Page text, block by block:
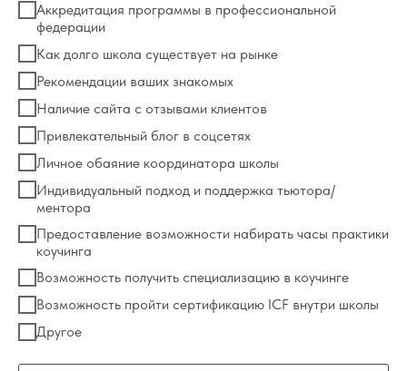
Аккредитация программы в профессиональной
федерации
Как долго школа существует на рынке
Рекомендации ваших знакомых
Наличие сайта с отзывами клиентов
Привлекательный блог в соцсетях
Личное обаяние координатора школы
Индивидуальный подход и поддержка тьютора/
ментора
Предоставление возможности набирать часы практики
коучинга
Возможность получить специализацию в коучинге
Возможность пройти сертификацию ICF внутри школы
Другое